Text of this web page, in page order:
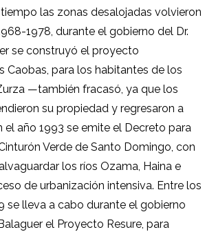
las zonas desalojadas volvieron
1978, durante el gobierno del Dr.
se construyó el proyecto
Caobas, para los habitantes de los
—también fracasó, ya que los
su propiedad y regresaron a
el año 1993 se emite el Decreto para
Verde de Santo Domingo, con
los ríos Ozama, Haina e
de urbanización intensiva. Entre los
se lleva a cabo durante el gobierno
el Proyecto Resure, para